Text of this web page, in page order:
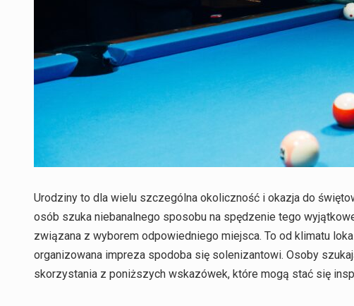
Urodziny to dla wielu szczególna okoliczność i okazja do
osób szuka niebanalnego sposobu na spędzenie tego
związana z wyborem odpowiedniego miejsca. To od klimatu
organizowana impreza spodoba się solenizantowi. Osoby
skorzystania z poniższych wskazówek, które mogą stać się